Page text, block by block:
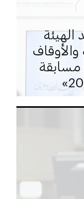
مسابقة